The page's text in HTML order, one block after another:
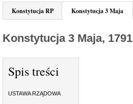
Konstytucja RP Konstytucja 3 Maja
Konstytucja 3 Maja, 1791
Spis treści
USTAWA RZĄDOWA